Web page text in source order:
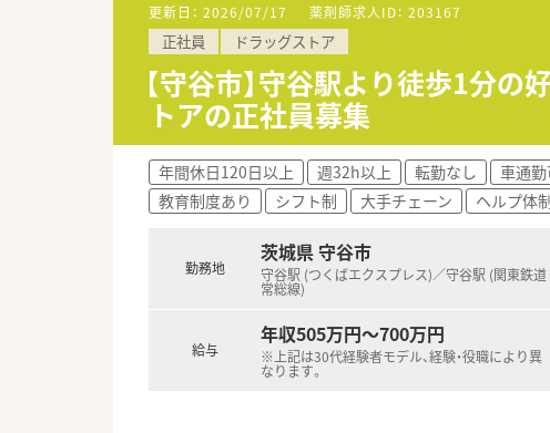
【勤務実態について】
■年間休日は122日と業界トップクラ
■残業時間は月平均3.8時間程度と極
■最大7連休のサマーホリデー取得率
【こんな取り組みをしています】
■ICTを積極的に活用した処方箋アプ
■100日間にわたる新卒向けの徹底し
■LGBT理解増進法に基づいた社内体
更新日： 2026/07/17 薬剤師求人ID： 203167
正社員 ドラッグストア
【守谷市】守谷駅より徒歩1分
トアの正社員募集
年間休日120日以上 週32h以上 転勤なし 車通
教育制度あり
シフト制 大手チェーン ヘルプ体
勤務地
茨城県 守谷市
守谷駅 (つくばエクスプレス)／守谷駅 (関東鉄道
常総線)
給与
年収505万円～700万円
※上記は30代経験者モデル、経験・役職により異
なります。